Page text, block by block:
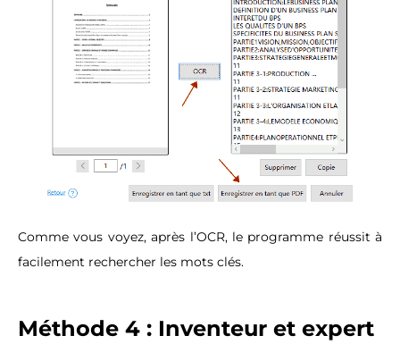
Comme vous voyez, après l’OCR, le programme réussit à
facilement rechercher les mots clés.
Méthode 4 : Inventeur et expert